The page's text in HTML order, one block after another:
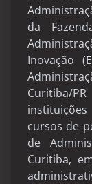
da
Inovação
Curitiba/
cursos de
de
Curitiba,